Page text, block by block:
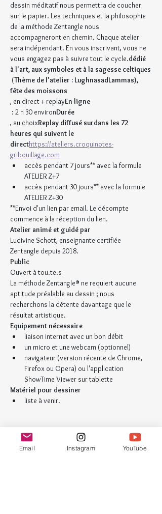
dessin méditatif nous permettra de coucher
sur le papier. Les techniques et la philosophie
de la méthode Zentangle nous
accompagneront en chemin. Chaque atelier
sera indépendant. En vous inscrivant, vous ne
vous engagez pas à suivre tout le cycle.dédié
à l'art, aux symboles et à la sagesse celtiques
(Thème de l'atelier : LughnasadLammas),
fête des moissons
, en direct + replayEn ligne
: 2 h 30 environDurée
, au choixReplay diffusé surdans les 72
heures qui suivent le
directhttps://ateliers.croquinotes-
gribouillage.com
accès pendant 7 jours** avec la formule
ATELIER Z+7
accès pendant 30 jours** avec la formule
ATELIER Z+30
**Envoi d'un lien par email. Le décompte
commence à la réception du lien.
Atelier animé et guidé par
Ludivine Schott, enseignante certifiée
Zentangle depuis 2018.
Public
Ouvert à tou.te.s
La méthode Zentangle® ne requiert aucune
aptitude préalable au dessin ; nous
recherchons la détente davantage que le
résultat artistique.
Equipement nécessaire
liaison internet avec un bon débit
un micro et une webcam (optionnel)
navigateur (version récente de Chrome,
Firefox ou Opera) ou l'application
ShowTime Viewer sur tablette
Matériel pour dessiner
liste à venir.
Billets
Email Instagram YouTube